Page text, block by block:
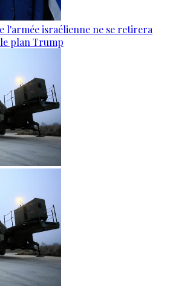
l'armée israélienne ne se retirera
plan Trump